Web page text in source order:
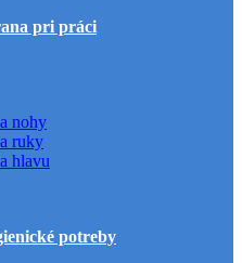
pri práci
nohy
ruky
hlavu
potreby